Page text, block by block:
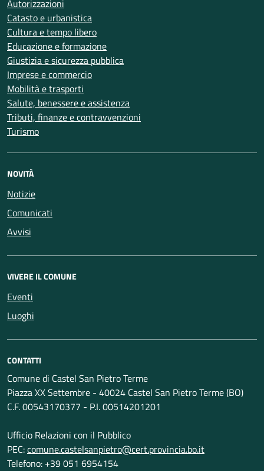
Autorizzazioni
Catasto e urbanistica
Cultura e tempo libero
Educazione e formazione
Giustizia e sicurezza pubblica
Imprese e commercio
Mobilità e trasporti
Salute, benessere e assistenza
Tributi, finanze e contravvenzioni
Turismo
NOVITÀ
Notizie
Comunicati
Avvisi
VIVERE IL COMUNE
Eventi
Luoghi
CONTATTI
Comune di Castel San Pietro Terme
Piazza XX Settembre - 40024 Castel San Pietro Terme (BO)
C.F. 00543170377 - P.I. 00514201201
Ufficio Relazioni con il Pubblico
PEC:comune.castelsanpietro@cert.provincia.bo.it
Telefono: +39 051 6954154